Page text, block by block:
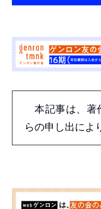
本記事は、著
らの申し出によ